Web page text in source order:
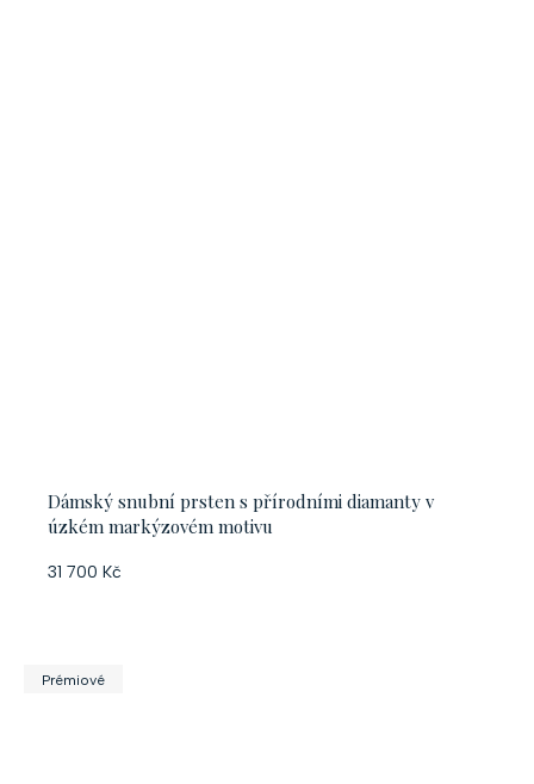
Dámský snubní prsten s přírodními diamanty v
úzkém markýzovém motivu
31 700 Kč
Prémiové